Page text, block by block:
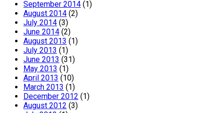
September 2014 (1)
August 2014 (2)
July 2014 (3)
June 2014 (2)
August 2013 (1)
July 2013 (1)
June 2013 (31)
May 2013 (1)
April 2013 (10)
March 2013 (1)
December 2012 (1)
August 2012 (3)